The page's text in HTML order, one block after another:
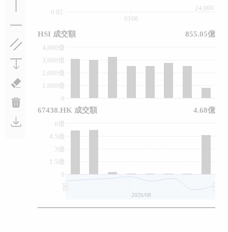
0.02
24,000
0
1,000億
2,000億
3,000億
4,000億
0
1.5億
3億
4.5億
6億
03/08
2026/08
HSI 成交額 855.05億
67438.HK 成交額 4.68億